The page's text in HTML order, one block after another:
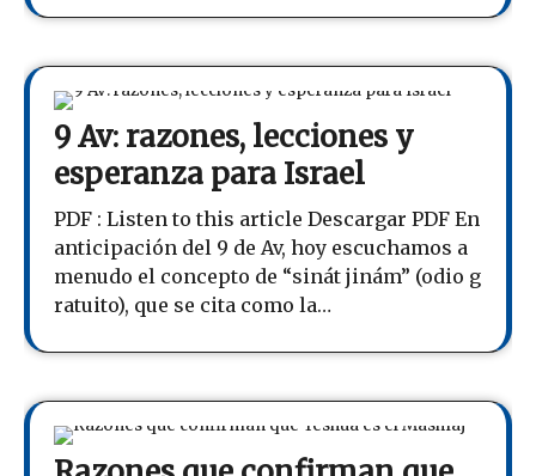
9 Av: razones, lecciones y
esperanza para Israel
PDF : Listen to this article Descargar PDF En
anticipación del 9 de Av, hoy escuchamos a
menudo el concepto de “sinát jinám” (odio g
ratuito), que se cita como la…